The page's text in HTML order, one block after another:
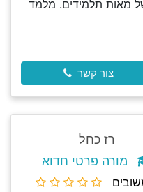
מאות תלמידים. מלמד
צור קשר
רז כחל
מורה פרטי חדוא